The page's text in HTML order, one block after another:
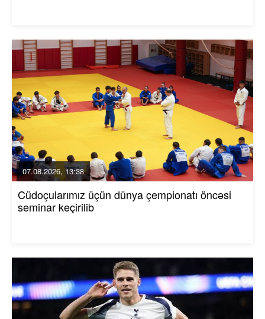
07.08.2026, 13:38
Cüdoçularımız üçün dünya çempionatı öncəsi
seminar keçirilib